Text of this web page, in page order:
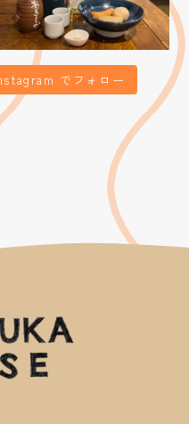
でフォロー